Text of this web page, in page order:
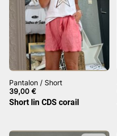
Pantalon / Short
39,00 €
Short lin CDS corail